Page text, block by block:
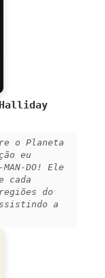
o Planeta
eu
DO! Ele
cada
do
a